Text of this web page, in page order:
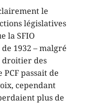
le
législatives
la SFIO
1932 – malgré
droitier des
PCF passait de
cependant
plus de